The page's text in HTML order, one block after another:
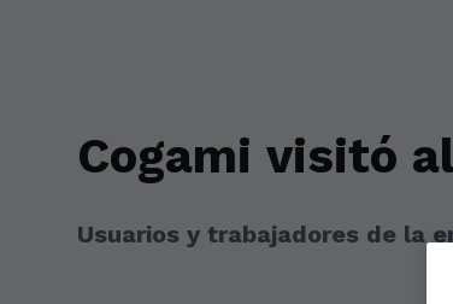
Cogami visitó
Usuarios y trabajadores de la